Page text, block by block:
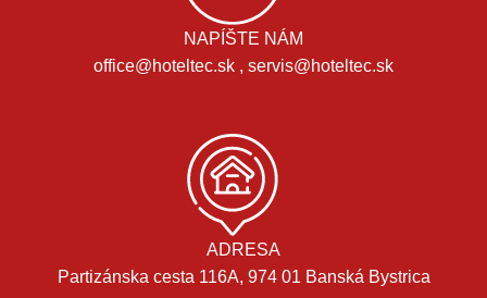
NAPÍŠTE NÁM
office@hoteltec.sk , servis@hoteltec.sk
ADRESA
Partizánska cesta 116A, 974 01 Banská Bystrica